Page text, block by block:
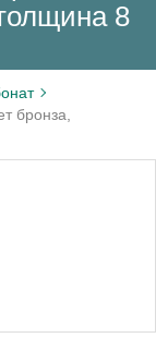
8
бронза,